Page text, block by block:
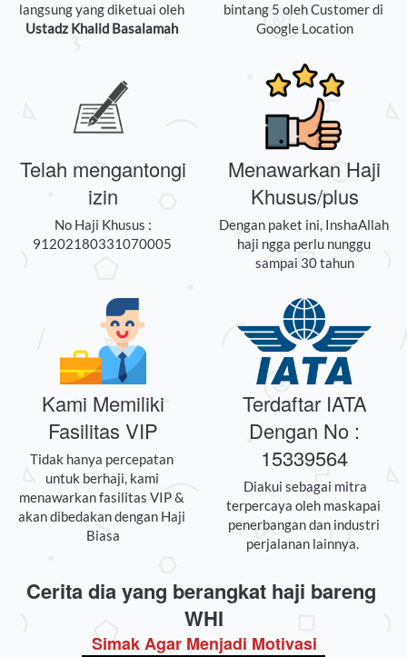
Ustadz Khalid Basalamah
bintang 5 oleh Customer di
Google Location
Telah mengantongi
izin
91202180331070005
Menawarkan Haji
Khusus/plus
Dengan paket ini, InshaAllah
haji ngga perlu nunggu
sampai 30 tahun
Kami Memiliki
Fasilitas VIP
Tidak hanya percepatan
untuk berhaji, kami
menawarkan fasilitas VIP &
akan dibedakan dengan Haji
Biasa
Terdaftar IATA
Dengan No :
15339564
Diakui sebagai mitra
terpercaya oleh maskapai
penerbangan dan industri
perjalanan lainnya.
Cerita dia yang berangkat haji bareng
WHI
Simak Agar Menjadi Motivasi